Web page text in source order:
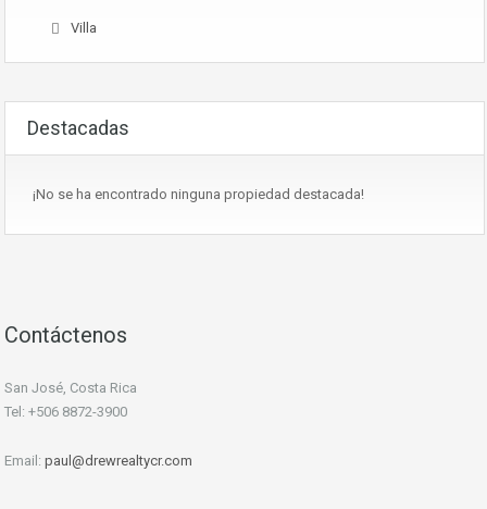
Villa
Destacadas
¡No se ha encontrado ninguna propiedad destacada!
Contáctenos
San José, Costa Rica
Tel: +506 8872-3900
Email: paul@drewrealtycr.com